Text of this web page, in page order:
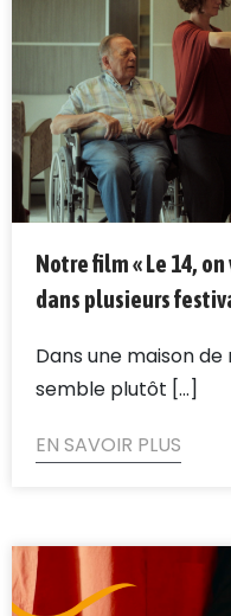
Notre film « Le 14,
dans plusieurs
Dans une maison
semble plutôt [...]
EN SAVOIR PLUS